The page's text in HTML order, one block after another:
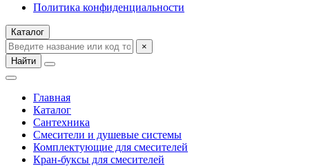
Политика конфиденциальности
Каталог
×
Найти
Главная
Каталог
Сантехника
Смесители и душевые системы
Комплектующие для смесителей
Кран-буксы для смесителей